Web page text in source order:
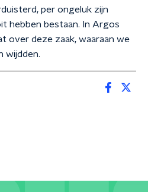
per ongeluk zijn
hebben bestaan. In Argos
over deze zaak, waaraan we
wijdden.